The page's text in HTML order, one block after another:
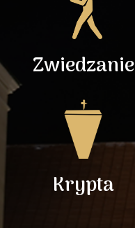
Zwiedzanie
Krypta